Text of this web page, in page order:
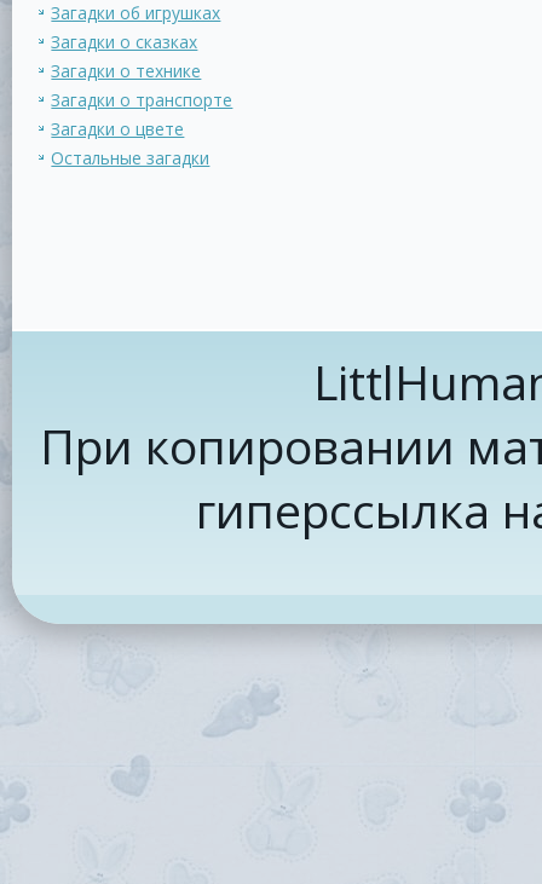
Загадки об игрушках
Загадки о сказках
Загадки о технике
Загадки о транспорте
Загадки о цвете
Остальные загадки
При копировании
гиперссылка